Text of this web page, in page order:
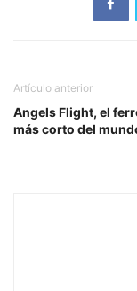
Artículo anterior
Angels Flight, el
más corto del